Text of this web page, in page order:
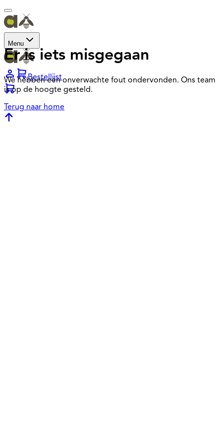
Menu
Bestellijst
Er is iets misgegaan
We hebben een onverwachte fout ondervonden. Ons team
is op de hoogte gesteld.
Terug naar home